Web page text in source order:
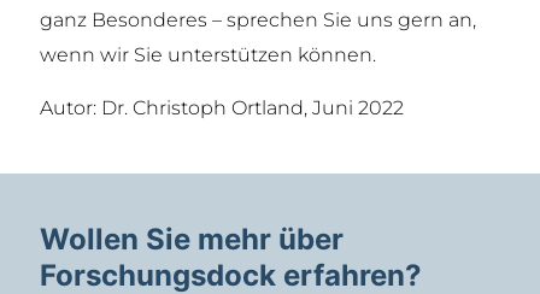
ganz Besonderes – sprechen Sie uns gern an,
wenn wir Sie unterstützen können.
Autor: Dr. Christoph Ortland, Juni 2022
Wollen Sie mehr über
Forschungsdock erfahren?